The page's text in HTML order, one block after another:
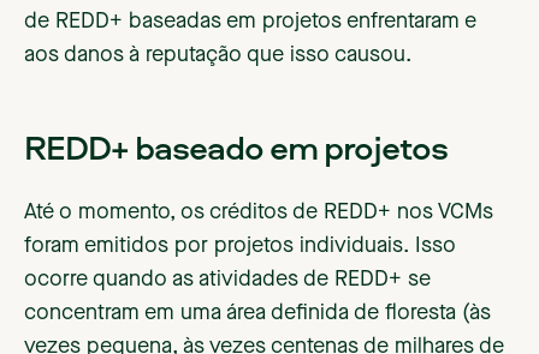
de REDD+ baseadas em projetos enfrentaram e
aos danos à reputação que isso causou.
REDD+ baseado em projetos
Até o momento, os créditos de REDD+ nos VCMs
foram emitidos por projetos individuais. Isso
ocorre quando as atividades de REDD+ se
concentram em uma área definida de floresta (às
vezes pequena, às vezes centenas de milhares de